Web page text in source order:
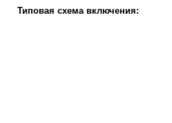
Типовая схема включения: